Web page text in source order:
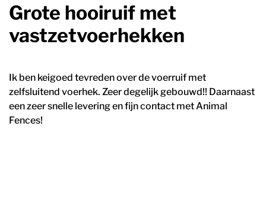
Grote hooiruif met
vastzetvoerhekken
Ik ben keigoed tevreden over de voerruif met
zelfsluitend voerhek. Zeer degelijk gebouwd!! Daarnaast
een zeer snelle levering en fijn contact met Animal
Fences!